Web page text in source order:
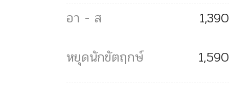
1,390
1,590